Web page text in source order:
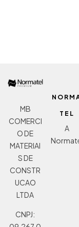
MB
COMERCI
O DE
MATERIAI
S DE
CONSTR
UCAO
LTDA
CNPJ:
TEL
A